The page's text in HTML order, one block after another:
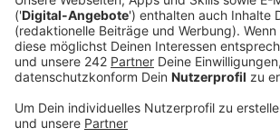
eine Schülergruppe fuhr.
Veröffentlicht:Mittwoch, 03.06.2026 16:54